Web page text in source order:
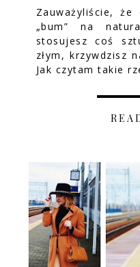
Zauważyliście,
„bum” na
stosujesz coś
złym, krzywdzisz
Jak czytam takie